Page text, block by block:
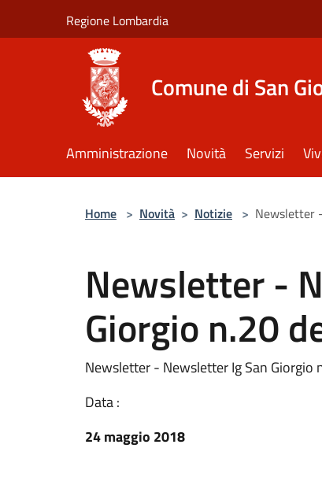
Regione Lombardia
Comune di San
Amministrazione Novità Servizi
Home > Novità > Notizie > Newsletter
Newsletter -
Giorgio n.20
Newsletter - Newsletter Ig San Giorgio
Data :
24 maggio 2018